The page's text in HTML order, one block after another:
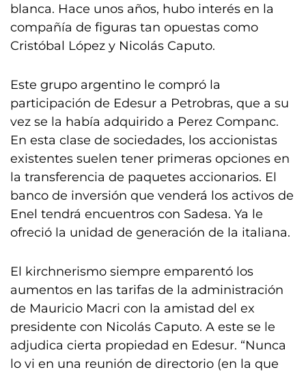
blanca. Hace unos años, hubo interés en la
compañía de figuras tan opuestas como
Cristóbal López y Nicolás Caputo.
Este grupo argentino le compró la
participación de Edesur a Petrobras, que a su
vez se la había adquirido a Perez Companc.
En esta clase de sociedades, los accionistas
existentes suelen tener primeras opciones en
la transferencia de paquetes accionarios. El
banco de inversión que venderá los activos de
Enel tendrá encuentros con Sadesa. Ya le
ofreció la unidad de generación de la italiana.
El kirchnerismo siempre emparentó los
aumentos en las tarifas de la administración
de Mauricio Macri con la amistad del ex
presidente con Nicolás Caputo. A este se le
adjudica cierta propiedad en Edesur. “Nunca
lo vi en una reunión de directorio (en la que